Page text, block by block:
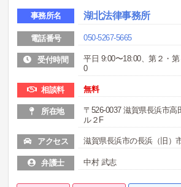
事務所名 湖北法律事務所
電話番号 050-5267-5665
受付時間
平日 9:00〜18:00、第２・
0
相談料 無料
所在地
〒526-0037 滋賀県長浜市高
ル２F
アクセス 滋賀県長浜市の長浜（旧）
弁護士 中村 武志